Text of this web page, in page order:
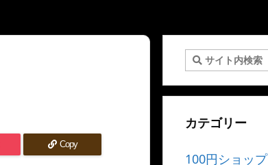
Copy
カテゴリー
100円ショップ